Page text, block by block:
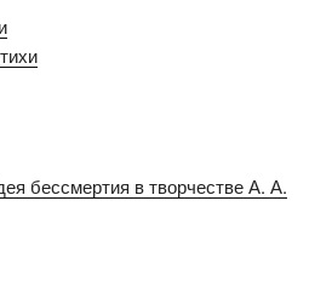
бессмертия в творчестве А. А.